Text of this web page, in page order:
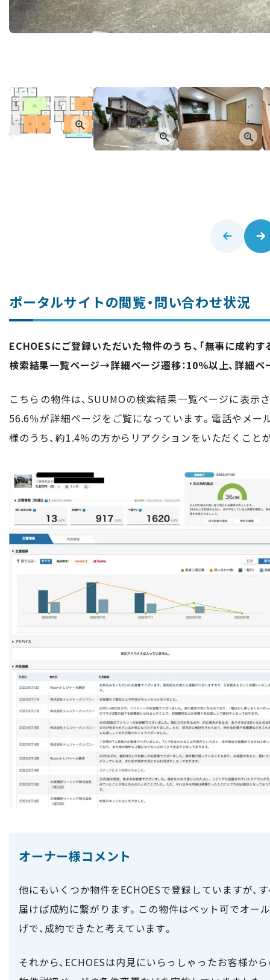
ポータルサイトの閲覧・問い合わせ状況
ECHOESにご登録いただいた物件のうち、「無事に成約
検索結果一覧ページ→詳細ページ遷移：10％以上、詳細
こちらの物件は、SUUMOの検索結果一覧ページに表
56.6％が詳細ページをご覧になっています。電話やメ
様のうち、約1.4％の方からリアクションをいただくこと
オーナー様コメント
他にもいくつか物件をECHOESで登録していますが、
届けば成約に繋がります。この物件はペット可でオー
げで、成約できたと考えています。
それから、ECHOESは内見にいらっしゃったお客様か